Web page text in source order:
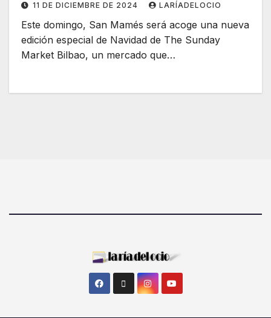
11 DE DICIEMBRE DE 2024 LARÍADELOCIO
Este domingo, San Mamés será acoge una nueva
edición especial de Navidad de The Sunday
Market Bilbao, un mercado que…